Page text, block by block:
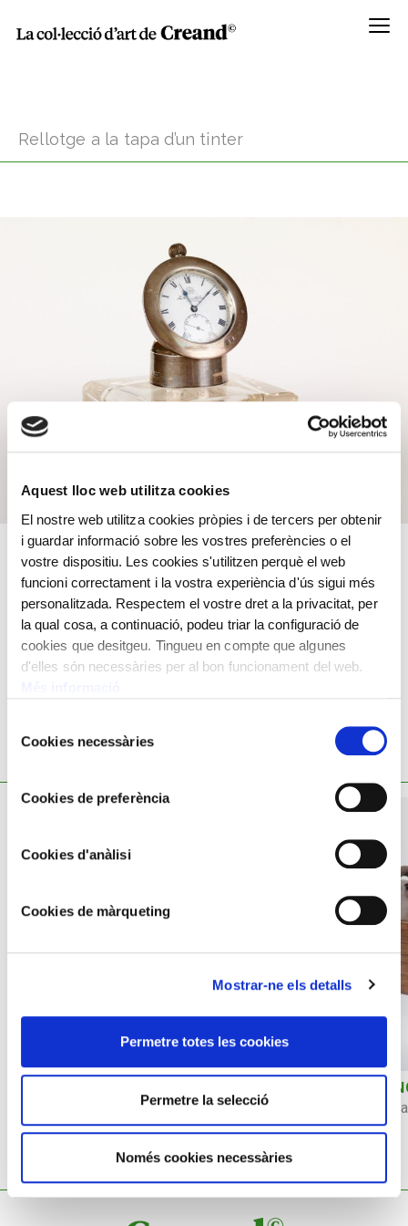
Aquest lloc web utilitza cookies
El nostre web utilitza cookies pròpies i de tercers per obtenir
i guardar informació sobre les vostres preferències o el
vostre dispositiu. Les cookies s'utilitzen perquè el web
funcioni correctament i la vostra experiència d'ús sigui més
personalitzada. Respectem el vostre dret a la privacitat, per
la qual cosa, a continuació, podeu triar la configuració de
cookies que desitgeu. Tingueu en compte que algunes
d'elles són necessàries per al bon funcionament del web.
deCookies necessàries
Cookies de preferència
Cookies d'anàlisi
Cookies de màrqueting
Mostrar-ne els detalls
Permetre totes les cookies
Permetre la selecció
Només cookies necessàries
Menú
Rellotge a la tapa d’un tinter
Cristall i tap de plata, segell de garantia.
Rellotge a la tapa d’un tinter,13,5 x 9 x 9 cm
EMPRESA
Rellotge columbòfil